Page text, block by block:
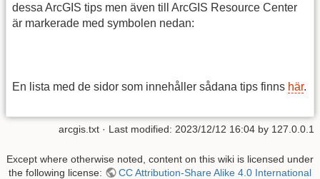
dessa ArcGIS tips men även till ArcGIS Resource Center
är markerade med symbolen nedan:
En lista med de sidor som innehåller sådana tips finns här.
arcgis.txt · Last modified: 2023/12/12 16:04 by 127.0.0.1
Except where otherwise noted, content on this wiki is licensed under
the following license:
CC Attribution-Share Alike 4.0 International